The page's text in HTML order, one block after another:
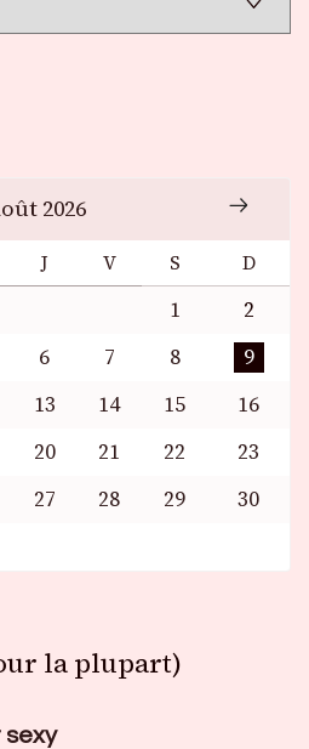
2026
J V S D
1
2
6 7 8
9
13 14 15
16
20 21 22
23
27 28 29
30
la plupart)
sexy